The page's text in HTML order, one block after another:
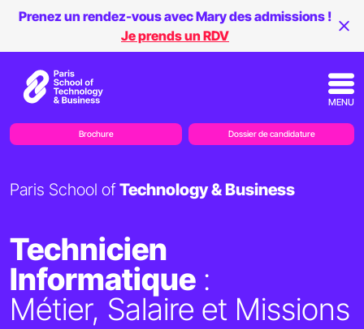
Technicien
Informatique :
Métier, Salaire et Missions
Paris School ofTechnology & Business
Prenez un rendez-vous avec Mary des admissions !
Je prends un RDV
MENU
Brochure Dossier de candidature